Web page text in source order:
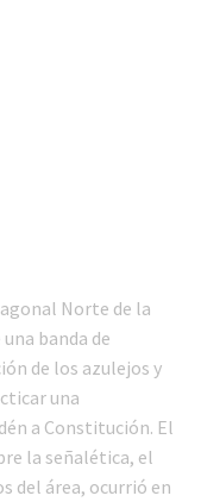
Norte de la
una banda de
de los azulejos y
una
a Constitución. El
la señalética, el
del área, ocurrió en